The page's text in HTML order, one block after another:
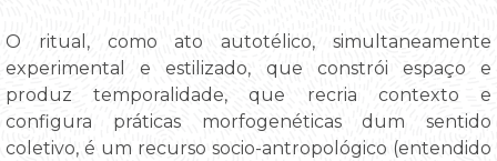
O ritual, como ato autotélico, simultaneamente
experimental e estilizado, que constrói espaço e
produz temporalidade, que recria contexto e
configura práticas morfogenéticas dum sentido
coletivo, é um recurso socio-antropológico (entendido